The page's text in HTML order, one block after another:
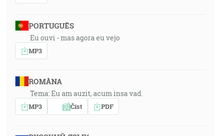
PORTUGUÊS
Eu ouvi - mas agora eu vejo
MP3
ROMÂNA
Tema: Eu am auzit, acum insa vad.
MP3 Číst PDF